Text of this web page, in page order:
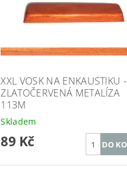
XXL VOSK NA ENKAUSTIKU -
ZLATOČERVENÁ METALÍZA
113M
Skladem
89 Kč